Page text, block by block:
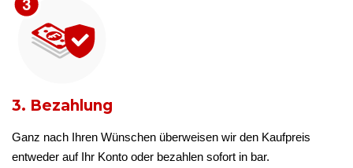
3. Bezahlung
Ganz nach Ihren Wünschen überweisen wir den Kaufpreis
entweder auf Ihr Konto oder bezahlen sofort in bar.